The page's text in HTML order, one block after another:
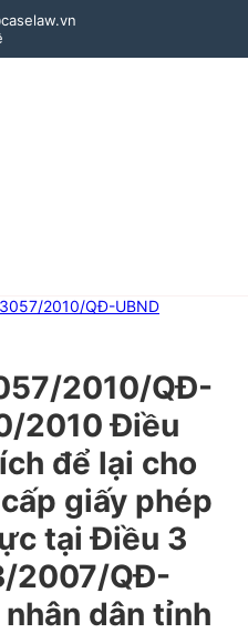
3057/2010/QĐ-UBND
2010/QĐ-
2010 Điều
để lại cho
giấy phép
tại Điều 3
2007/QĐ-
nhân dân tỉnh